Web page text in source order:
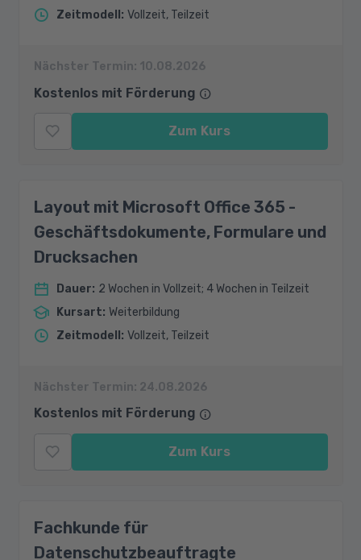
Zeitmodell : Vollzeit, Teilzeit
Nächster Termin: 10.08.2026
Kostenlos mit Förderung
Zum Kurs
Layout mit Microsoft Office 365 -
Geschäftsdokumente, Formulare und
Drucksachen
Dauer: 2 Wochen in Vollzeit; 4 Wochen in Teilzeit
Kursart: Weiterbildung
Zeitmodell : Vollzeit, Teilzeit
Nächster Termin: 24.08.2026
Kostenlos mit Förderung
Zum Kurs
Fachkunde für
Datenschutzbeauftragte